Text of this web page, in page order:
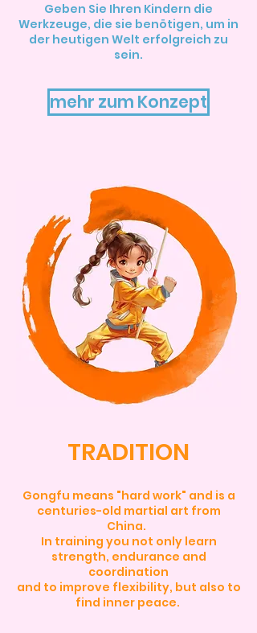
Geben Sie Ihren Kindern die
Werkzeuge, die sie benötigen, um in
der heutigen Welt erfolgreich zu
sein.
mehr zum Konzept
TRADITION
Gongfu means "hard work" and is a
centuries-old martial art from
China.
In training you not only learn
strength, endurance and
coordination
and to improve flexibility, but also to
find inner peace.